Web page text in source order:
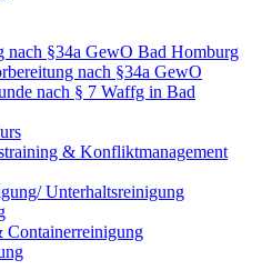
nach §34a GewO Bad Homburg
nach §34a GewO
nach § 7 Waffg in Bad
& Konfliktmanagement
Unterhaltsreinigung
Containerreinigung